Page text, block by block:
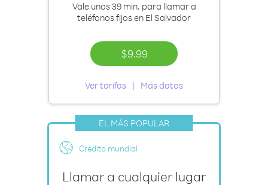
Vale unos 39 min. para llamar a
teléfonos fijos en El Salvador
$9.99
Ver tarifas Más datos
EL MÁS POPULAR
Crédito mundial
Llamar a cualquier lugar